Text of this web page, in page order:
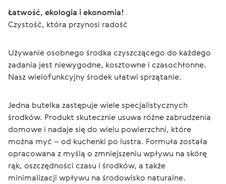
Łatwość, ekologia i ekonomia!
Czystość, która przynosi radość
Używanie osobnego środka czyszczącego do każdego
zadania jest niewygodne, kosztowne i czasochłonne.
Nasz wielofunkcyjny środek ułatwi sprzątanie.
Jedna butelka zastępuje wiele specjalistycznych
środków. Produkt skutecznie usuwa różne zabrudzenia
domowe i nadaje się do wielu powierzchni, które
można myć – od kuchenki po lustra. Formuła została
opracowana z myślą o zmniejszeniu wpływu na skórę
rąk, oszczędności czasu i środków, a także
minimalizacji wpływu na środowisko naturalne.